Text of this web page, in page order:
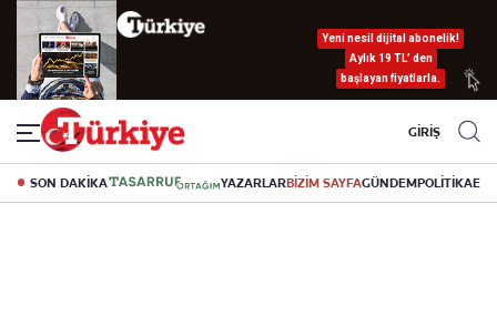
Yeni nesil dijital abonelik!
Aylık 19 TL’ den
başlayan fiyatlarla.
GİRİŞ
SON DAKİKA YAZARLARBİZİM SAYFAGÜNDEMPOLİTİKA